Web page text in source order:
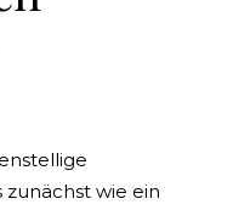
wie ein